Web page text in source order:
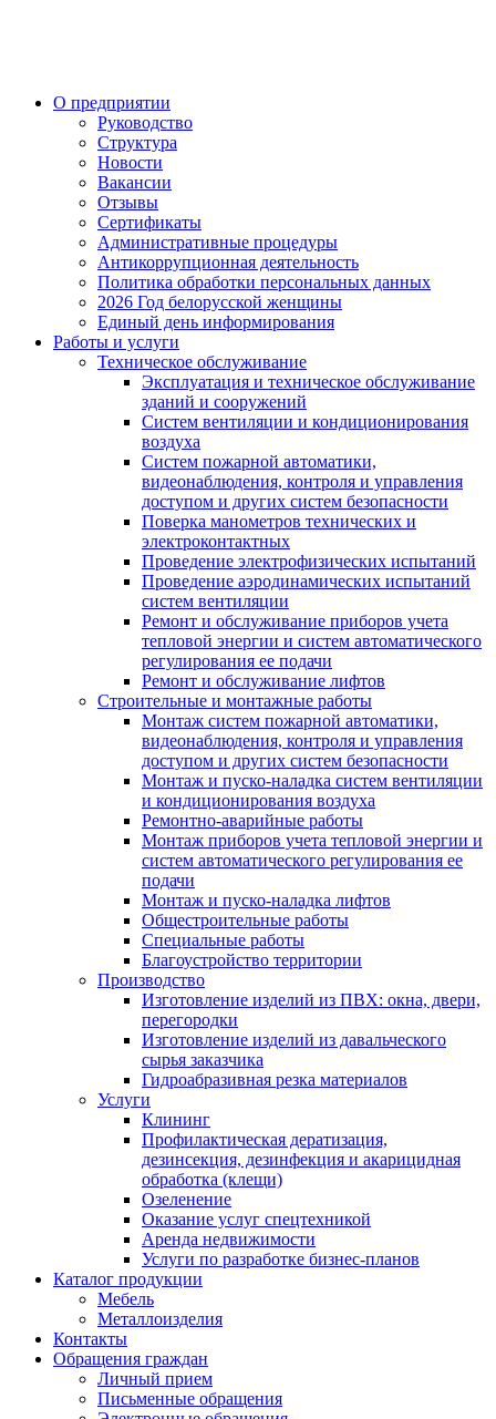
О предприятии
Руководство
Структура
Новости
Вакансии
Отзывы
Сертификаты
Административные процедуры
Антикоррупционная деятельность
Политика обработки персональных данных
2026 Год белорусской женщины
Единый день информирования
Работы и услуги
Техническое обслуживание
Эксплуатация и техническое обслуживание
зданий и сооружений
Систем вентиляции и кондиционирования
воздуха
Систем пожарной автоматики,
видеонаблюдения, контроля и управления
доступом и других систем безопасности
Поверка манометров технических и
электроконтактных
Проведение электрофизических испытаний
Проведение аэродинамических испытаний
систем вентиляции
Ремонт и обслуживание приборов учета
тепловой энергии и систем автоматического
регулирования ее подачи
Ремонт и обслуживание лифтов
Строительные и монтажные работы
Монтаж систем пожарной автоматики,
видеонаблюдения, контроля и управления
доступом и других систем безопасности
Монтаж и пуско-наладка систем вентиляции
и кондиционирования воздуха
Ремонтно-аварийные работы
Монтаж приборов учета тепловой энергии и
систем автоматического регулирования ее
подачи
Монтаж и пуско-наладка лифтов
Общестроительные работы
Специальные работы
Благоустройство территории
Производство
Изготовление изделий из ПВХ: окна, двери,
перегородки
Изготовление изделий из давальческого
сырья заказчика
Гидроабразивная резка материалов
Услуги
Клининг
Профилактическая дератизация,
дезинсекция, дезинфекция и акарицидная
обработка (клещи)
Озеленение
Оказание услуг спецтехникой
Аренда недвижимости
Услуги по разработке бизнес-планов
Каталог продукции
Мебель
Металлоизделия
Контакты
Обращения граждан
Личный прием
Письменные обращения